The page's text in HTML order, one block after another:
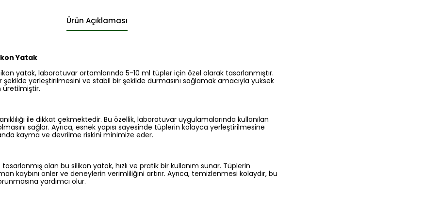
Ürün Açıklaması
Yatak
yatak, laboratuvar ortamlarında 5-10 ml tüpler için özel olarak tasarlanmıştır.
yerleştirilmesini ve stabil bir şekilde durmasını sağlamak amacıyla yüksek
üretilmiştir.
ile dikkat çekmektedir. Bu özellik, laboratuvar uygulamalarında kullanılan
sağlar. Ayrıca, esnek yapısı sayesinde tüplerin kolayca yerleştirilmesine
kayma ve devrilme riskini minimize eder.
olan bu silikon yatak, hızlı ve pratik bir kullanım sunar. Tüplerin
kaybını önler ve deneylerin verimliliğini artırır. Ayrıca, temizlenmesi kolaydır, bu
yardımcı olur.